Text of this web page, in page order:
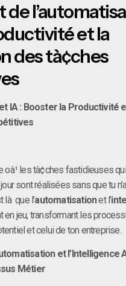
de
et la
des tà¢ches
IA : Booster la Productivité
oà¹ les tà¢ches fastidieuses
sont réalisées sans que tu
là que l’automatisationet l’
en jeu, transformant les
et celui de ton entreprise.
et l’Intelligence
Métier